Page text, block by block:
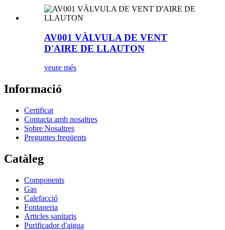
AV001 VÀLVULA DE VENT
D'AIRE DE LLAUTON
veure més
Informació
Certificat
Contacta amb nosaltres
Sobre Nosaltres
Preguntes freqüents
Catàleg
Components
Gas
Calefacció
Fontaneria
Articles sanitaris
Purificador d'aigua